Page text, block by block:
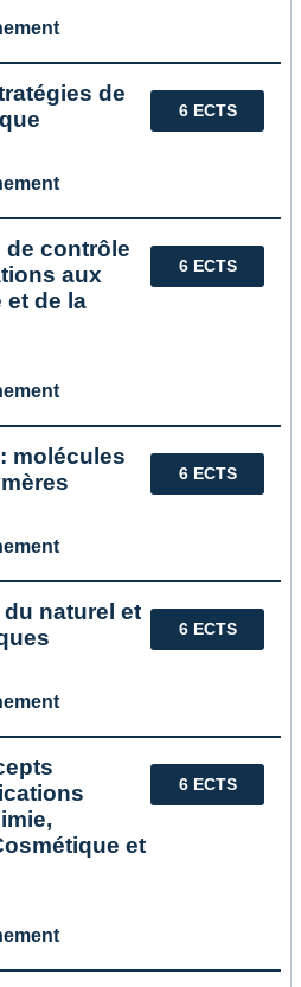
6 ECTS
de
6 ECTS
de contrôle
aux
et de la
6 ECTS
molécules
6 ECTS
naturel et
6 ECTS
et